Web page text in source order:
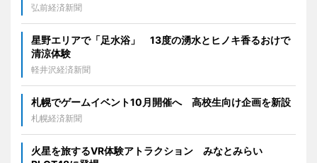
弘前経済新聞
星野エリアで「足水浴」 13度の湧水とヒノキ香るおけで
清涼体験
軽井沢経済新聞
札幌でゲームイベント10月開催へ 高校生向け企画を新設
札幌経済新聞
火星を旅するVR体験アトラクション みなとみらい